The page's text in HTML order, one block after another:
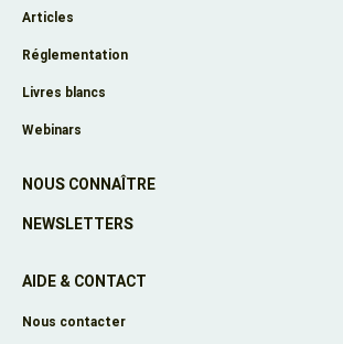
Articles
Réglementation
Livres blancs
Webinars
NOUS CONNAÎTRE
NEWSLETTERS
AIDE & CONTACT
Nous contacter